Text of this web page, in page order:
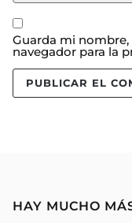
Guarda mi
navegador para la
HAY MUCHO